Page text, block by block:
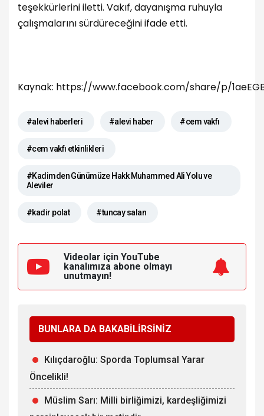
teşekkürlerini iletti. Vakıf, dayanışma ruhuyla
çalışmalarını sürdüreceğini ifade etti.
Kaynak: https://www.facebook.com/share/p/
#alevi haberleri #alevi haber #cem vakfı
#cem vakfı etkinlikleri
#Kadimden Günümüze Hakk Muhammed Ali Yolu ve
Aleviler
#kadir polat #tuncay salan
Videolar için YouTube
kanalımıza abone olmayı
unutmayın!
BUNLARA DA BAKABİLİRSİNİZ
Kılıçdaroğlu: Sporda Toplumsal Yarar
Öncelikli!
Müslim Sarı: Milli birliğimizi, kardeşliğimizi